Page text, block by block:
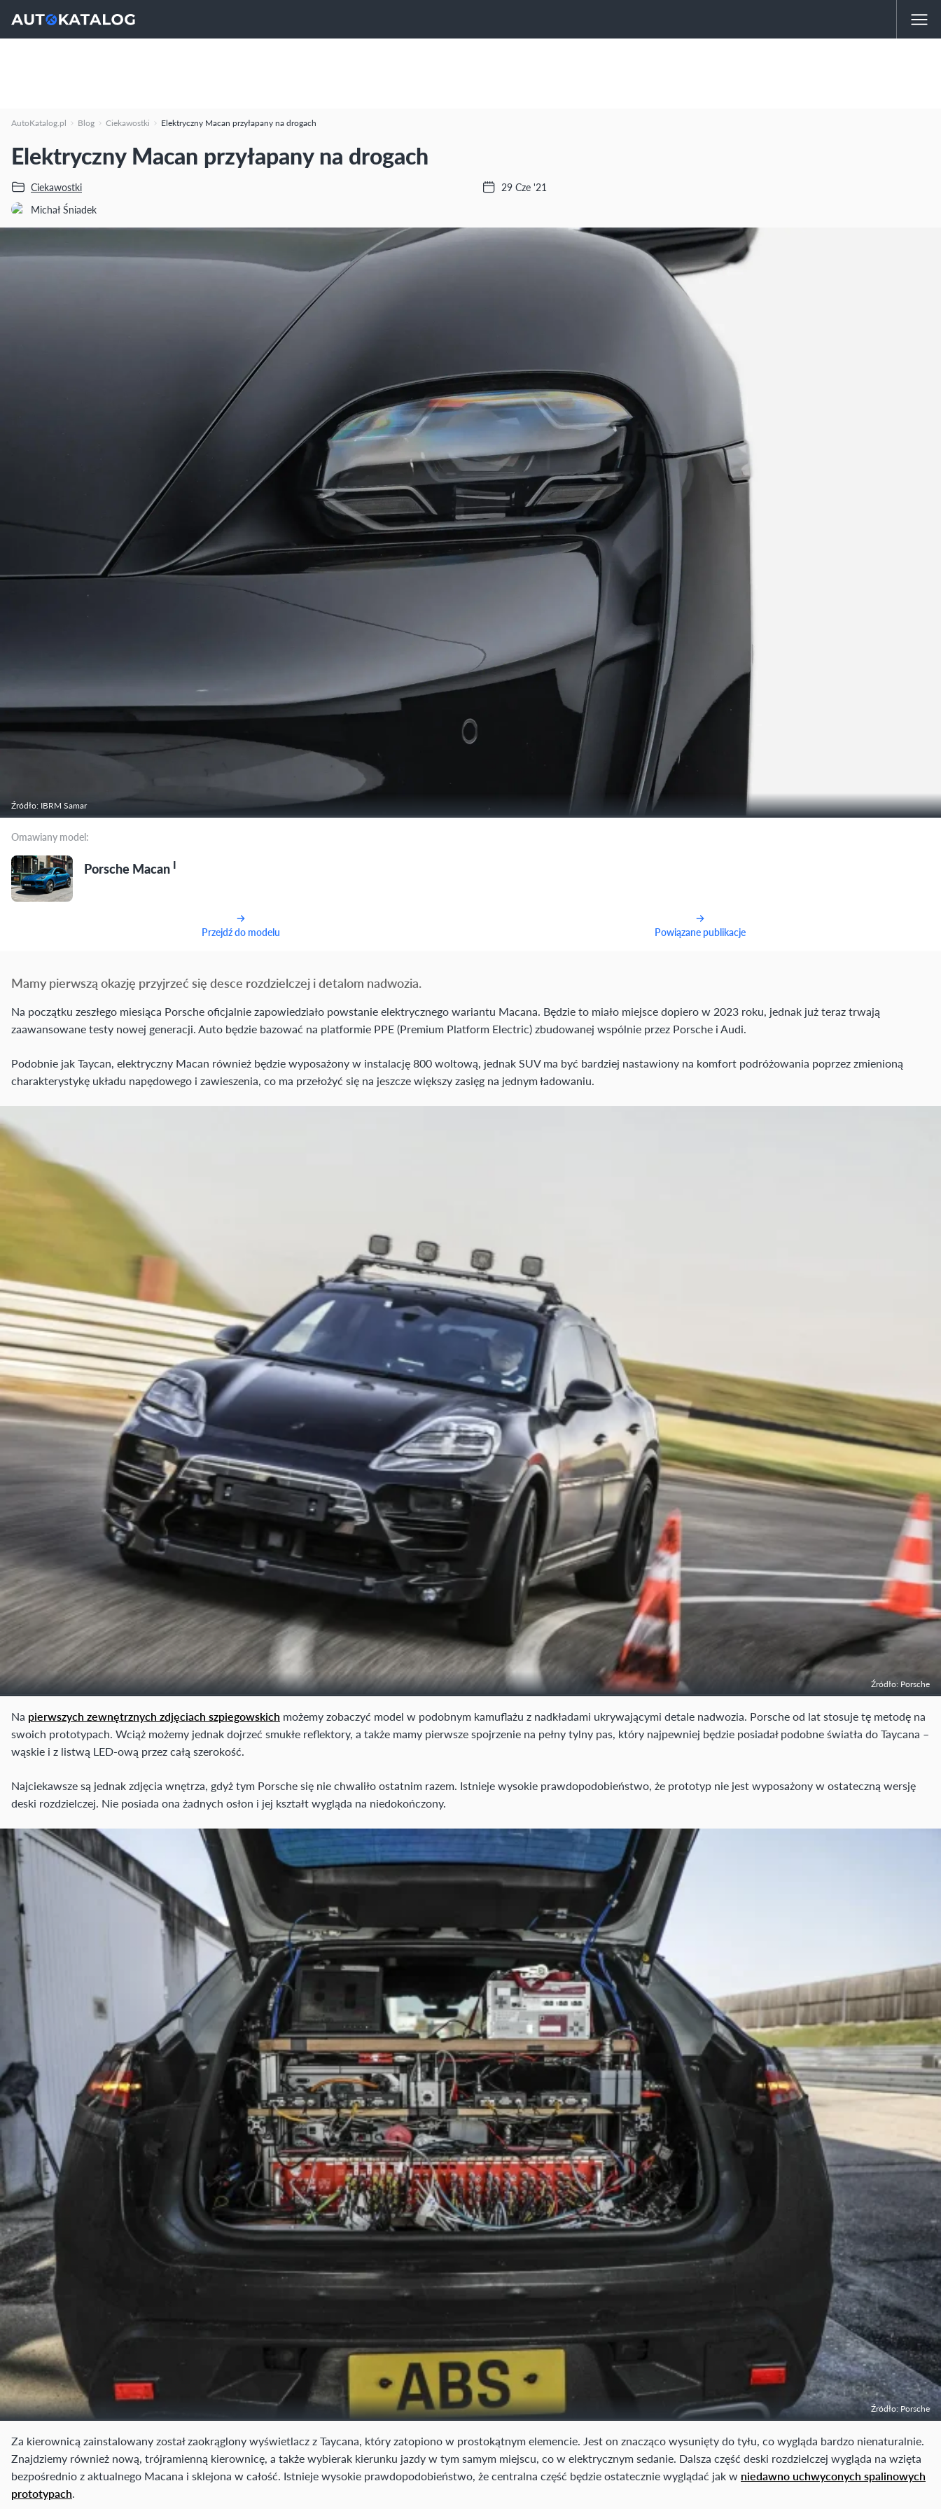
AutoKatalog.pl Blog Ciekawostki Elektryczny Macan przyłapany na drogach
Elektryczny Macan przyłapany na drogach
Ciekawostki
Michał Śniadek
29 Cze '21
Źródło: IBRM Samar
Omawiany model:
Porsche Macan I
Przejdź do modelu Powiązane publikacje
Mamy pierwszą okazję przyjrzeć się desce rozdzielczej i detalom nadwozia.
Na początku zeszłego miesiąca Porsche oficjalnie zapowiedziało powstanie elektrycznego wariantu Macana. Będzie to miało miejsce dopiero w 2023 roku, jednak już teraz trwają
zaawansowane testy nowej generacji. Auto będzie bazować na platformie PPE (Premium Platform Electric) zbudowanej wspólnie przez Porsche i Audi.
Podobnie jak Taycan, elektryczny Macan również będzie wyposażony w instalację 800 woltową, jednak SUV ma być bardziej nastawiony na komfort podróżowania poprzez zmienioną
charakterystykę układu napędowego i zawieszenia, co ma przełożyć się na jeszcze większy zasięg na jednym ładowaniu.
Źródło: Porsche
Na pierwszych zewnętrznych zdjęciach szpiegowskich możemy zobaczyć model w podobnym kamuflażu z nadkładami ukrywającymi detale nadwozia. Porsche od lat stosuje tę metodę na
swoich prototypach. Wciąż możemy jednak dojrzeć smukłe reflektory, a także mamy pierwsze spojrzenie na pełny tylny pas, który najpewniej będzie posiadał podobne światła do Taycana –
wąskie i z listwą LED-ową przez całą szerokość.
Najciekawsze są jednak zdjęcia wnętrza, gdyż tym Porsche się nie chwaliło ostatnim razem. Istnieje wysokie prawdopodobieństwo, że prototyp nie jest wyposażony w ostateczną wersję
deski rozdzielczej. Nie posiada ona żadnych osłon i jej kształt wygląda na niedokończony.
Źródło: Porsche
Za kierownicą zainstalowany został zaokrąglony wyświetlacz z Taycana, który zatopiono w prostokątnym elemencie. Jest on znacząco wysunięty do tyłu, co wygląda bardzo nienaturalnie.
Znajdziemy również nową, trójramienną kierownicę, a także wybierak kierunku jazdy w tym samym miejscu, co w elektrycznym sedanie. Dalsza część deski rozdzielczej wygląda na wzięta
bezpośrednio z aktualnego Macana i sklejona w całość. Istnieje wysokie prawdopodobieństwo, że centralna część będzie ostatecznie wyglądać jak w niedawno uchwyconych spalinowych
prototypach.